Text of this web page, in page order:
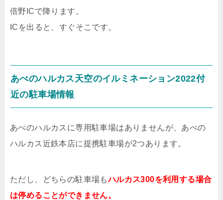
倍野ICで降ります。
ICを出ると、すぐそこです。
あべのハルカス天空のイルミネーション2022付
近の駐車場情報
あべのハルカスに専用駐車場はありませんが、あべの
ハルカス近鉄本店に提携駐車場が2つあります。
ただし、どちらの駐車場もハルカス300を利用する場合
は停めることができません。